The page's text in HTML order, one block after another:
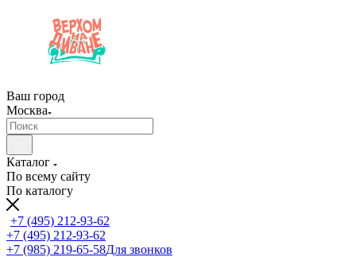
Ваш город
Москва
Каталог
По всему сайту
По каталогу
+7 (495) 212-93-62
+7 (495) 212-93-62
+7 (985) 219-65-58Для звонков